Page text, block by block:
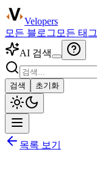
Velopers
모든 블로그 모든 태그
AI 검색
검색 초기화
목록 보기